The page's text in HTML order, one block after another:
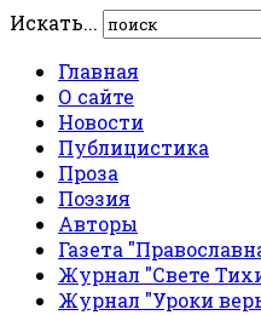
Искать...
Главная
О сайте
Новости
Публицистика
Проза
Поэзия
Авторы
Газета
Журнал "Свете
Журнал "Уроки